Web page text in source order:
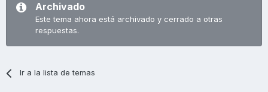
Archivado
Este tema ahora está archivado y cerrado a otras
respuestas.
Ir a la lista de temas